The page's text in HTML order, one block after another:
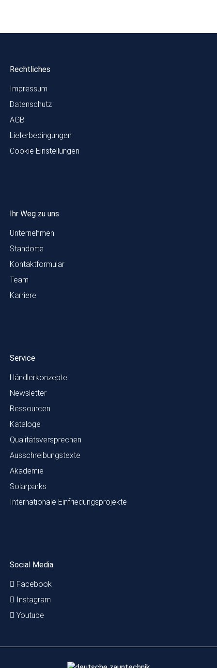
Rechtliches
Impressum
Datenschutz
AGB
Lieferbedingungen
Cookie Einstellungen
Ihr Weg zu uns
Unternehmen
Standorte
Kontaktformular
Team
Karriere
Service
Händlerkonzepte
Newsletter
Ressourcen
Kataloge
Qualitätsversprechen
Ausschreibungstexte
Akademie
Solarparks
Internationale Einfriedungsprojekte
Social Media
Facebook
Instagram
Youtube